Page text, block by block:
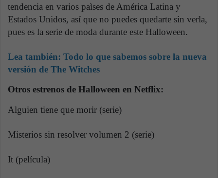
tendencia en varios paìses de América Latina y
Estados Unidos, así que no puedes quedarte sin verla,
pues es la serie de moda durante este Halloween.
Lea también: Todo lo que sabemos sobre la nueva
versión de The Witches
Otros estrenos de Halloween en Netflix:
Alguien tiene que morir (serie)
Misterios sin resolver volumen 2 (serie)
It (película)